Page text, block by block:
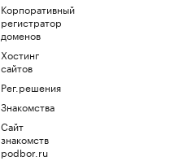
Корпоративный
регистратор
доменов
Хостинг
сайтов
Рег.решения
Знакомства
Сайт
знакомств
podbor.ru